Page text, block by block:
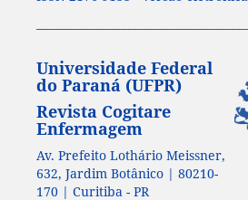
Universidade Federal
do Paraná (UFPR)
Revista Cogitare
Enfermagem
Av. Prefeito Lothário Meissner,
632, Jardim Botânico | 80210-
170 | Curitiba - PR